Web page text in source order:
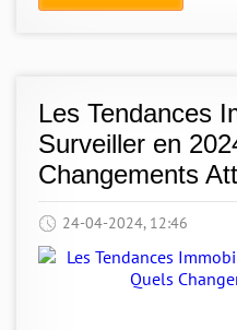
Les Tendances
Surveiller en
Changements
24-04-2024, 12:46